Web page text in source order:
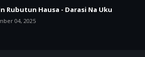
Rubutun Hausa - Darasi Na Uku
04, 2025